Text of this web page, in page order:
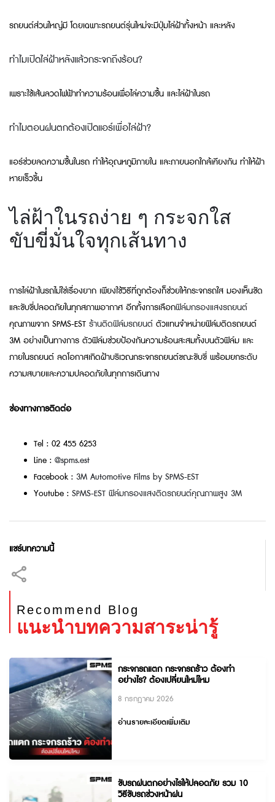
รถยนต์ส่วนใหญ่มี โดยเฉพาะรถยนต์รุ่นใหม่จะมีปุ่มไล่ฝ้าทั้งหน้า และหลัง
ทำไมเปิดไล่ฝ้าหลังแล้วกระจกถึงร้อน?
เพราะใช้เส้นลวดไฟฟ้าทำความร้อนเพื่อไล่ความชื้น และไล่ฝ้าในรถ
ทำไมตอนฝนตกต้องเปิดแอร์เพื่อไล่ฝ้า?
แอร์ช่วยลดความชื้นในรถ ทำให้อุณหภูมิภายใน และภายนอกใกล้เคียงกัน ทำให้ฝ้า
หายเร็วขึ้น
ไล่ฝ้าในรถง่าย ๆ กระจกใส
ขับขี่มั่นใจทุกเส้นทาง
การไล่ฝ้าในรถไม่ใช่เรื่องยาก เพียงใช้วิธีที่ถูกต้องก็ช่วยให้กระจกรถใส มองเห็นชัด
และขับขี่ปลอดภัยในทุกสภาพอากาศ อีกทั้งการเลือกฟิล์มกรองแสงรถยนต์
คุณภาพจาก SPMS-EST ร้านติดฟิล์มรถยนต์ ตัวแทนจำหน่ายฟิล์มติดรถยนต์
3M อย่างเป็นทางการ ตัวฟิล์มช่วยป้องกันความร้อนสะสมทั้งบนตัวฟิล์ม และ
ภายในรถยนต์ ลดโอกาสเกิดฝ้าบริเวณกระจกรถยนต์ขณะขับขี่ พร้อมยกระดับ
ความสบายและความปลอดภัยในทุกการเดินทาง
ช่องทางการติดต่อ
Tel : 02 455 6253
Line : @spms.est
Facebook : 3M Automotive Films by SPMS-EST
Youtube : SPMS-EST ฟิล์มกรองแสงติดรถยนต์คุณภาพสูง 3M
แชร์บทความนี้
Recommend Blog
แนะนำบทความสาระน่ารู้
กระจกรถแตก กระจกรถร้าว ต้องทำ
อย่างไร? ต้องเปลี่ยนใหม่ไหม
8 กรกฎาคม 2026
อ่านรายละเอียดเพิ่มเติม
ขับรถฝนตกอย่างไรให้ปลอดภัย รวม 10
วิธีขับรถช่วงหน้าฝน